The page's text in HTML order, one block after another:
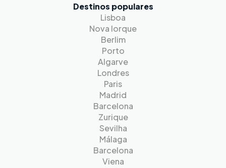
Destinos populares
Lisboa
Nova Iorque
Berlim
Porto
Algarve
Londres
Paris
Madrid
Barcelona
Zurique
Sevilha
Málaga
Barcelona
Viena